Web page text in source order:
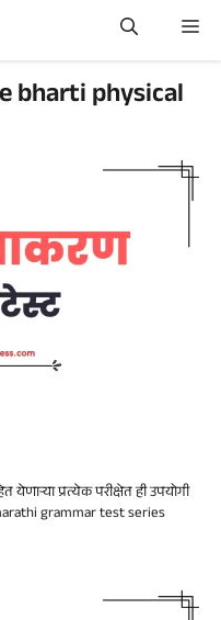
bharti physical
प्रत्येक परीक्षेत ही उपयोगी
grammar test series